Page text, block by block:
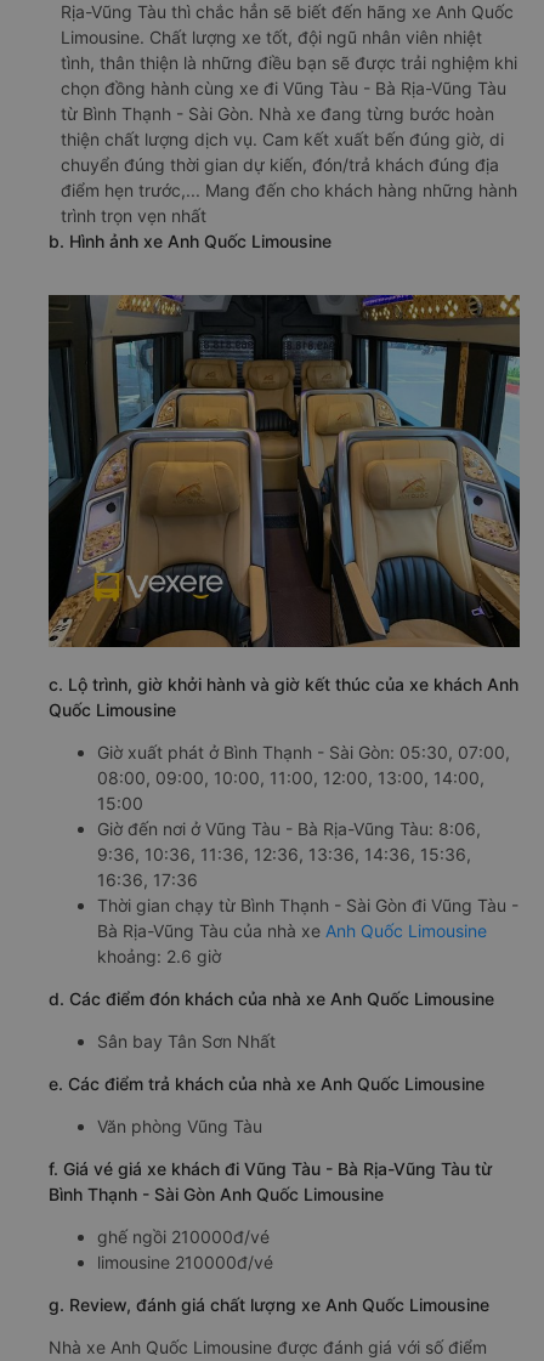
Rịa-Vũng Tàu thì chắc hẳn sẽ biết đến hãng xe Anh Quốc
Limousine. Chất lượng xe tốt, đội ngũ nhân viên nhiệt
tình, thân thiện là những điều bạn sẽ được trải nghiệm khi
chọn đồng hành cùng xe đi Vũng Tàu - Bà Rịa-Vũng Tàu
từ Bình Thạnh - Sài Gòn. Nhà xe đang từng bước hoàn
thiện chất lượng dịch vụ. Cam kết xuất bến đúng giờ, di
chuyển đúng thời gian dự kiến, đón/trả khách đúng địa
điểm hẹn trước,... Mang đến cho khách hàng những hành
trình trọn vẹn nhất
b. Hình ảnh xe Anh Quốc Limousine
c. Lộ trình, giờ khởi hành và giờ kết thúc của xe khách Anh
Quốc Limousine
Giờ xuất phát ở Bình Thạnh - Sài Gòn: 05:30, 07:00,
08:00, 09:00, 10:00, 11:00, 12:00, 13:00, 14:00,
15:00
Giờ đến nơi ở Vũng Tàu - Bà Rịa-Vũng Tàu: 8:06,
9:36, 10:36, 11:36, 12:36, 13:36, 14:36, 15:36,
16:36, 17:36
Thời gian chạy từ Bình Thạnh - Sài Gòn đi Vũng Tàu -
Bà Rịa-Vũng Tàu của nhà xe Anh Quốc Limousine
khoảng: 2.6 giờ
d. Các điểm đón khách của nhà xe Anh Quốc Limousine
Sân bay Tân Sơn Nhất
e. Các điểm trả khách của nhà xe Anh Quốc Limousine
Văn phòng Vũng Tàu
f. Giá vé giá xe khách đi Vũng Tàu - Bà Rịa-Vũng Tàu từ
Bình Thạnh - Sài Gòn Anh Quốc Limousine
ghế ngồi 210000đ/vé
limousine 210000đ/vé
g. Review, đánh giá chất lượng xe Anh Quốc Limousine
Nhà xe Anh Quốc Limousine được đánh giá với số điểm